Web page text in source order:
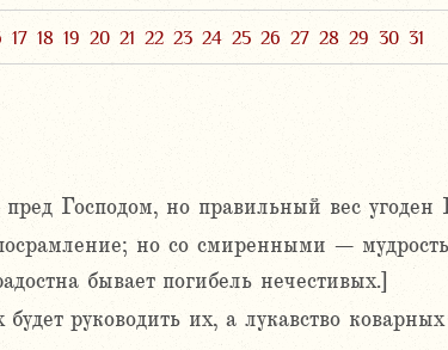
17 18 19 20 21 22 23 24 25 26 27 28 29 30 31
Господом, но правильный вес угоден
но со смиренными –
бывает погибель нечестивых.]
руководить их, а лукавство коварных